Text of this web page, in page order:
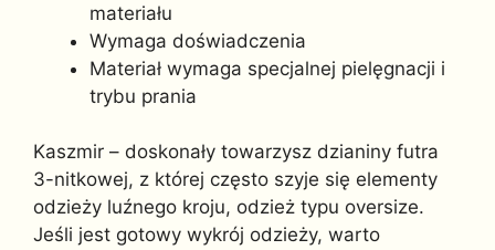
materiału
Wymaga doświadczenia
Materiał wymaga specjalnej pielęgnacji i
trybu prania
Kaszmir – doskonały towarzysz dzianiny futra
3-nitkowej, z której często szyje się elementy
odzieży luźnego kroju, odzież typu oversize.
Jeśli jest gotowy wykrój odzieży, warto